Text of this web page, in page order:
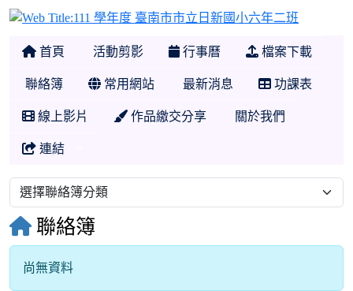
首頁 活動剪影 行事曆 檔案下載
聯絡簿 常用網站 最新消息 功課表
線上影片 作品繳交分享 關於我們
連結
聯絡簿
尚無資料